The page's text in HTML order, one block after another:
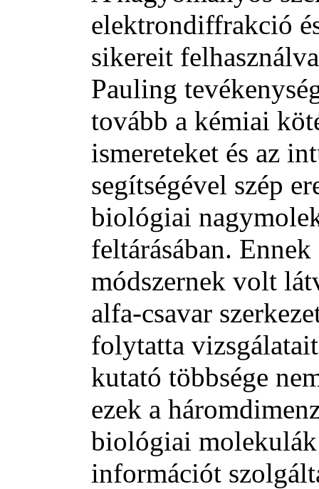
elektrondiffrakció
sikereit
Pauling
tovább a kémiai
ismereteket és az
segítségével szép
biológiai
feltárásában.
módszernek volt
alfa-csavar
folytatta
kutató többsége
ezek a
biológiai
információt